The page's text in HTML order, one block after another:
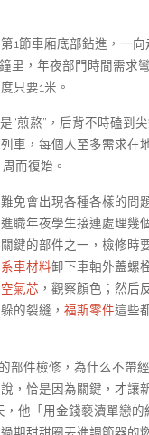
1節車廂底部鉆進，一
里，年夜部門時間需求
只要1米。
“煎熬”，后背不時磕到
車，每個人至多需求在
而復始。
免會出現各種各樣的問
職年夜學生接連處理幾
鍵的部件之一，檢修時
車材料卸下車軸外蓋螺
氣芯 ，觀察顏色；然后
的裂縫， 福斯零件這些
部件檢修，為什么不帶經
，恰是因為關鍵，才讓
他「用金錢褻瀆單戀的